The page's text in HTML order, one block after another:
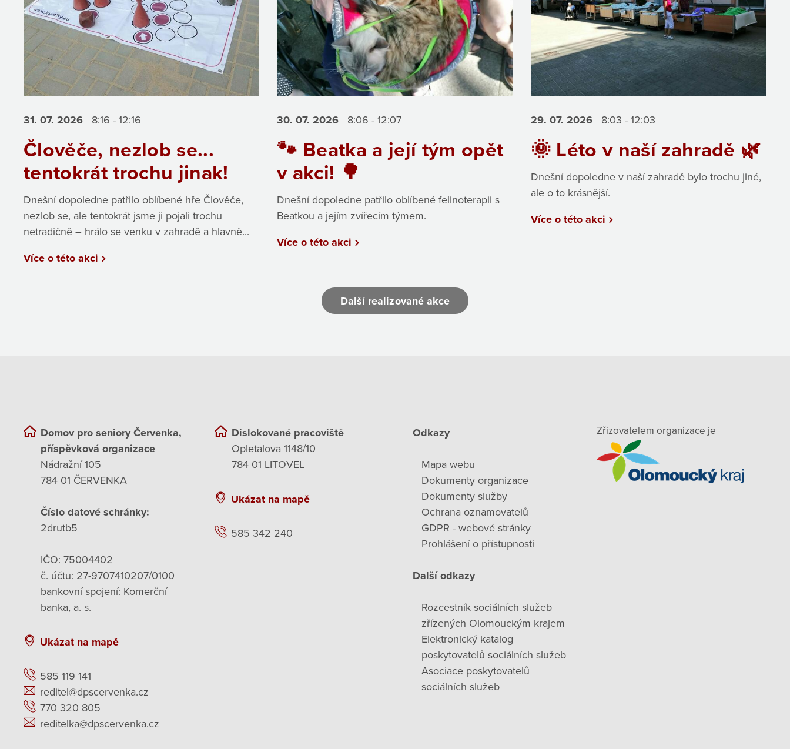
31. 07. 2026 8:16 - 12:16
Člověče, nezlob se...
tentokrát trochu jinak!
Dnešní dopoledne patřilo oblíbené hře Člověče,
nezlob se, ale tentokrát jsme ji pojali trochu
netradičně – hrálo se venku v zahradě a hlavně...
Více o této akci
30. 07.2026 8:06 - 12:07
🐾 Beatka a její tým opět
v akci! 🌳
Dnešní dopoledne patřilo oblíbené felinoterapii s
Beatkou a jejím zvířecím týmem.
Více o této akci
29. 07. 2026 8:03 - 12:03
🌞 Léto v naší zahradě 🌿
Dnešní dopoledne v naší zahradě bylo trochu jiné,
ale o to krásnější.
Více o této akci
Další realizované akce
Domov pro seniory Červenka,
příspěvková organizace
Nádražní 105
784 01 ČERVENKA
Číslo datové schránky:
2drutb5
IČO: 75004402
č. účtu: 27-9707410207/0100
bankovní spojení: Komerční
banka, a. s.
Ukázat na mapě
585 119 141
reditel@dpscervenka.cz
770 320 805
reditelka@dpscervenka.cz
Dislokované pracoviště
Opletalova 1148/10
784 01 LITOVEL
Ukázat na mapě
585 342 240
Odkazy
Mapa webu
Dokumenty organizace
Dokumenty služby
Ochrana oznamovatelů
GDPR - webové stránky
Prohlášení o přístupnosti
Další odkazy
Rozcestník sociálních služeb
zřízených Olomouckým krajem
Elektronický katalog
poskytovatelů sociálních služeb
Asociace poskytovatelů
sociálních služeb
Zřizovatelem organizace je